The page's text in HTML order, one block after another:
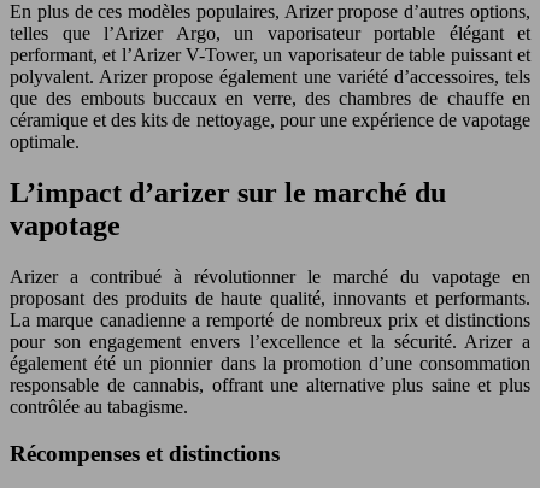
En plus de ces modèles populaires, Arizer propose d’autres options,
telles que l’Arizer Argo, un vaporisateur portable élégant et
performant, et l’Arizer V-Tower, un vaporisateur de table puissant et
polyvalent. Arizer propose également une variété d’accessoires, tels
que des embouts buccaux en verre, des chambres de chauffe en
céramique et des kits de nettoyage, pour une expérience de vapotage
optimale.
L’impact d’arizer sur le marché du
vapotage
Arizer a contribué à révolutionner le marché du vapotage en
proposant des produits de haute qualité, innovants et performants.
La marque canadienne a remporté de nombreux prix et distinctions
pour son engagement envers l’excellence et la sécurité. Arizer a
également été un pionnier dans la promotion d’une consommation
responsable de cannabis, offrant une alternative plus saine et plus
contrôlée au tabagisme.
Récompenses et distinctions